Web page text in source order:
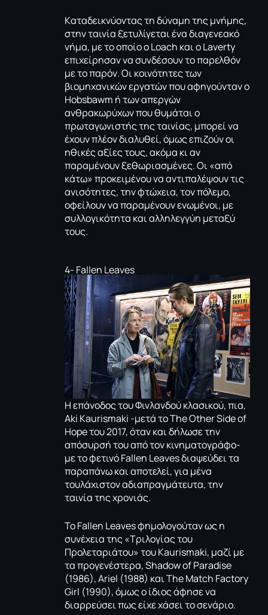
Kαταδεικνύοντας τη δύναμη της μνήμης,
στην ταινία ξετυλίγεται ένα διαγενεακό
νήμα, με το οποίο ο Loach και ο Laverty
επιχείρησαν να συνδέσουν το παρελθόν
με το παρόν. Οι κοινότητες των
βιομηχανικών εργατών που αφηγούνταν ο
Hobsbawm ή των απεργών
ανθρακωρύχων που θυμάται ο
πρωταγωνιστής της ταινίας, μπορεί να
έχουν πλέον διαλυθεί, όμως επιζούν οι
ηθικές αξίες τους, ακόμα κι αν
παραμένουν ξεθωριασμένες. Οι «από
κάτω» προκειμένου να αντιπαλέψουν τις
ανισότητες, την φτώχεια, τον πόλεμο,
οφείλουν να παραμένουν ενωμένοι, με
συλλογικότητα και αλληλεγγύη μεταξύ
τους.
4- Fallen Leaves
Η επάνοδος του Φινλανδού κλασικού, πια,
Aki Kaurismaki -μετά το The Other Side of
Hope του 2017, όταν και δήλωσε την
απόσυρσή του από τον κινηματογράφο-
με το φετινό Fallen Leaves διαψεύδει τα
παραπάνω και αποτελεί, για μένα
τουλάχιστον αδιαπραγμάτευτα, την
ταινία της χρονιάς.
Το Fallen Leaves φημολογούταν ως η
συνέχεια της «Τριλογίας του
Προλεταριάτου» του Kaurismaki, μαζί με
τα προγενέστερα, Shadow of Paradise
(1986), Ariel (1988) και The Match Factory
Girl (1990), όμως ο ίδιος άφησε να
διαρρεύσει πως είχε χάσει το σενάριο.